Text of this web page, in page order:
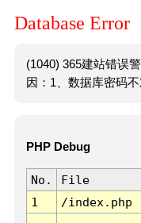
Database Error
(1040) 365建站错误
因：1、数据库密码
PHP Debug
No. File
1
/index.php